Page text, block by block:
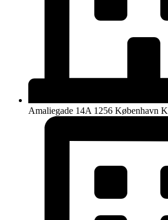
Amaliegade 14A 1256 København K